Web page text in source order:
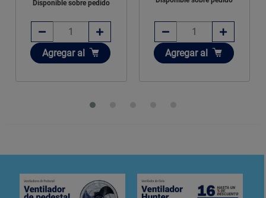
Disponible sobre pedido
Añadir
Agregar al Añadir
Agregar al